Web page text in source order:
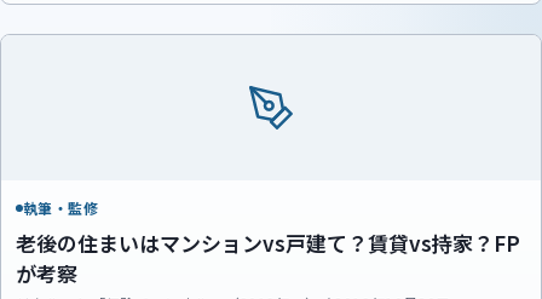
執筆・監修
老後の住まいはマンションvs戸建て？賃貸vs持家？FP
が考察